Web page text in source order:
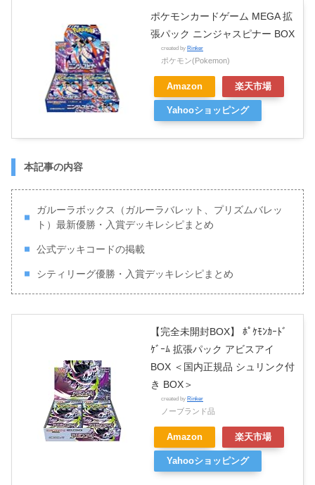
ポケモンカードゲーム MEGA 拡
張パック ニンジャスピナー BOX
created by Rinker
ポケモン(Pokemon)
Amazon 楽天市場
Yahooショッピング
本記事の内容
ガルーラボックス（ガルーラバレット、プリズムバレッ
ト）最新優勝・入賞デッキレシピまとめ
公式デッキコードの掲載
シティリーグ優勝・入賞デッキレシピまとめ
【完全未開封BOX】 ﾎﾟｹﾓﾝｶｰﾄﾞ
ｹﾞｰﾑ 拡張パック アビスアイ
BOX ＜国内正規品 シュリンク付
き BOX＞
created by Rinker
ノーブランド品
Amazon 楽天市場
Yahooショッピング